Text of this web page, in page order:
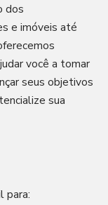
dos
e imóveis até
você a tomar
seus objetivos
sua
para: